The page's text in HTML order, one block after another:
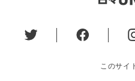
このサイ